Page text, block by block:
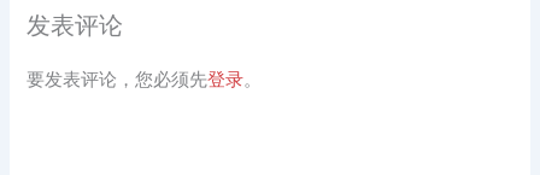
发表评论
要发表评论，您必须先登录。